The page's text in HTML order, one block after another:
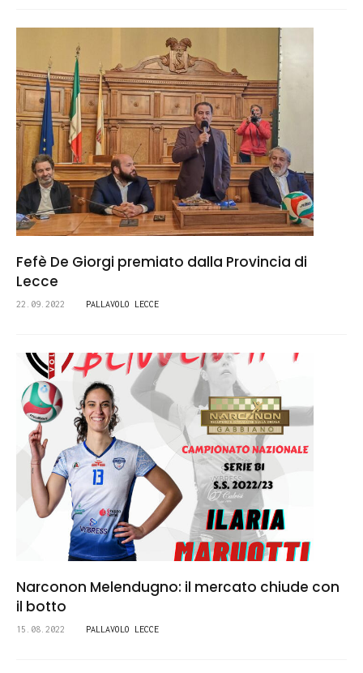
Fefè De Giorgi premiato dalla Provincia di
Lecce
22.09.2022 PALLAVOLO LECCE
Narconon Melendugno: il mercato chiude con
il botto
15.08.2022 PALLAVOLO LECCE